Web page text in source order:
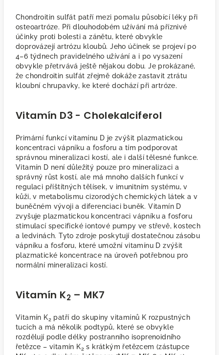
Chondroitin sulfát patří mezi pomalu působící léky při
osteoartróze. Při dlouhodobém užívání má příznivé
účinky proti bolesti a zánětu, které obvykle
doprovázejí artrózu kloubů. Jeho účinek se projeví po
4–6 týdnech pravidelného užívání a i po vysazení
obvykle přetrvává ještě nějakou dobu. Je prokázané,
že chondroitin sulfát zřejmě dokáže zastavit ztrátu
kloubní chrupavky, ke které dochází při artróze.
Vitamín D3 - Cholekalciferol
Primární funkcí vitamínu D je zvýšit plazmatickou
koncentraci vápníku a fosforu a tím podporovat
správnou mineralizaci kostí, ale i další tělesné funkce.
Vitamín D není důležitý pouze pro mineralizaci a
správný růst kostí, ale má mnoho dalších funkcí v
regulaci příštítných tělísek, v imunitním systému, v
kůži, v metabolismu cizorodých chemických látek a v
buněčném vývoji a diferenciaci buněk. Vitamín D
zvyšuje plazmatickou koncentraci vápníku a fosforu
stimulací specifické iontové pumpy ve střevě, kostech
a ledvinách. Tyto zdroje poskytují dostatečnou zásobu
vápníku a fosforu, které umožní vitamínu D zvýšit
plazmatické koncentrace na úroveň potřebnou pro
normální mineralizaci kostí.
Vitamín K2 – MK7
Vitamín K2 patří do skupiny vitamínů K rozpustných
tucích a má několik podtypů, které se obvykle
rozdělují podle délky postranního isoprenoidního
řetězce – vitamín K2 s krátkým řetězcem (zástupce